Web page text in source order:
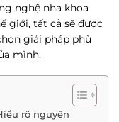
nghệ nha khoa
giới, tất cả sẽ được
giải pháp phù
mình.
rõ nguyên